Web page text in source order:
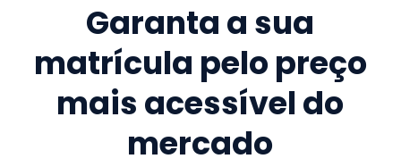
Garanta a sua
matrícula pelo preço
mais acessível do
mercado